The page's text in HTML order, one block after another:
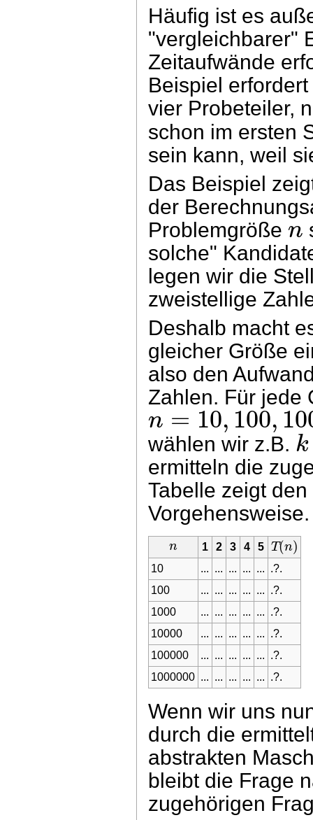
Häufig ist es
"vergleichbarer"
Zeitaufwände
Beispiel
vier Probeteiler,
schon im ersten
sein kann, weil
Das Beispiel
der
Problemgrößen
solche"
legen wir die
zweistellige
Deshalb macht
gleicher Größe
also den
Zahlen. Für jede
n = 10,100,
wählen wir z.B. k
ermitteln die
Tabelle zeigt
Vorgehensweise.
n 1 2 3 4 5 T(n)
10 ... ... ... ... ... .?.
100
... ... ... ... ... .?.
1000
... ... ... ... ... .?.
10000
... ... ... ... ... .?.
100000
... ... ... ... ... .?.
1000000 ... ... ... ... ... .?.
Wenn wir uns
durch die
abstrakten
bleibt die Frage
zugehörigen